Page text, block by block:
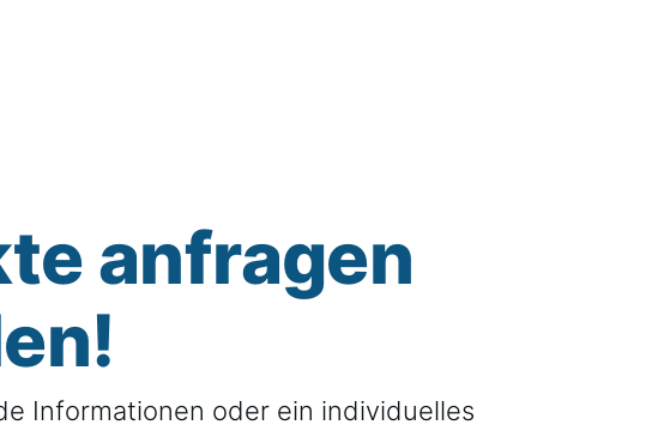
anfragen
Informationen oder ein individuelles